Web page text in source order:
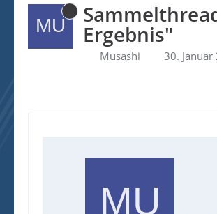
Ergebnis"
Musashi 30.